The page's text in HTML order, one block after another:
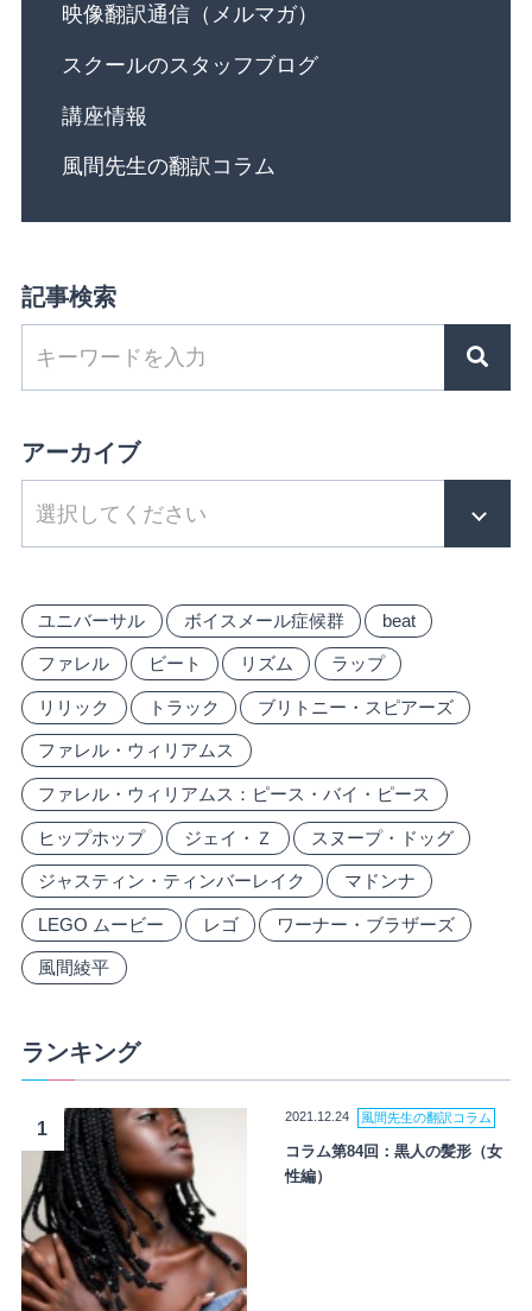
映像翻訳通信（メルマガ）
スクールのスタッフブログ
講座情報
風間先生の翻訳コラム
記事検索
アーカイブ
ユニバーサル ボイスメール症候群 beat
ファレル ビート リズム ラップ
リリック トラック ブリトニー・スピアーズ
ファレル・ウィリアムス
ファレル・ウィリアムス：ピース・バイ・ピース
ヒップホップ ジェイ・Ｚ スヌープ・ドッグ
ジャスティン・ティンバーレイク マドンナ
LEGO ムービー レゴ ワーナー・ブラザーズ
風間綾平
ランキング
1
2021.12.24 風間先生の翻訳コラム
コラム第84回：黒人の髪形（女
性編）